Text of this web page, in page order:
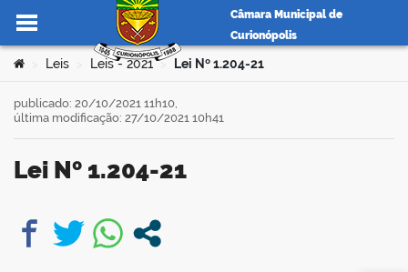
Ir para o conteúdo
Câmara Municipal de
Curionópolis
portal
Você está aqui:
Leis Leis - 2021 > Lei Nº 1.204-21
Lei Nº 1.204-21
publicado: 20/10/2021 11h10,
última modificação: 27/10/2021 10h41